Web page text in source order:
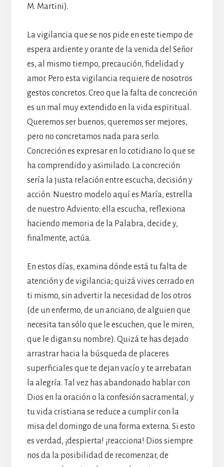
M. Martini).
La vigilancia que se nos pide en este tiempo de
espera ardiente y orante de la venida del Señor
es, al mismo tiempo, precaución, fidelidad y
amor. Pero esta vigilancia requiere de nosotros
gestos concretos. Creo que la falta de concreción
es un mal muy extendido en la vida espiritual.
Queremos ser buenos, queremos ser mejores,
pero no concretamos nada para serlo.
Concreción es expresar en lo cotidiano lo que se
ha comprendido y asimilado. La concreción
sería la justa relación entre escucha, decisión y
acción. Nuestro modelo aquí es María, estrella
de nuestro Adviento: ella escucha, reflexiona
haciendo memoria de la Palabra, decide y,
finalmente, actúa.
En estos días, examina dónde está tu falta de
atención y de vigilancia; quizá vives cerrado en
ti mismo, sin advertir la necesidad de los otros
(de un enfermo, de un anciano, de alguien que
necesita tan sólo que le escuchen, que le miren,
que le digan su nombre). Quizá te has dejado
arrastrar hacia la búsqueda de placeres
superficiales que te dejan vacío y te arrebatan
la alegría. Tal vez has abandonado hablar con
Dios en la oración o la confesión sacramental, y
tu vida cristiana se reduce a cumplir con la
misa del domingo de una forma externa. Si esto
es verdad, ¡despierta! ¡reacciona! Dios siempre
nos da la posibilidad de recomenzar, de